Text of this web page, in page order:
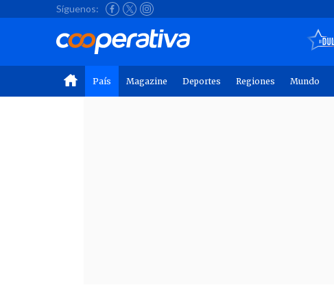
Síguenos:
País Magazine Deportes Regiones Mundo